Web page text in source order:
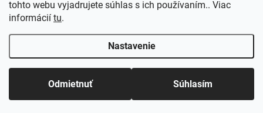
tohto webu vyjadrujete súhlas s ich používaním.. Viac
informácií tu.
Nastavenie
Odmietnuť Súhlasím
Vytvoril Shoptet
Copyright 2026HouseGarden.sk. Všetky práva vyhradené.Upraviť